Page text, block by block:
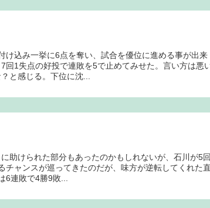
け込み一挙に6点を奪い、試合を優位に進める事が出来
回1失点の好投で連敗を5で止めてみせた。言い方は悪
と感じる。下位に沈...
助けられた部分もあったのかもしれないが、石川が5
チャンスが巡ってきたのだが、味方が逆転してくれた
連敗で4勝9敗...